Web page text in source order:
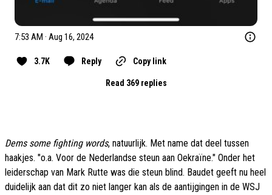
7:53 AM · Aug 16, 2024
3.7K Reply Copy link
Read 369 replies
Dems some fighting words, natuurlijk. Met name dat deel tussen
haakjes. "o.a. Voor de Nederlandse steun aan Oekraïne." Onder het
leiderschap van Mark Rutte was die steun blind. Baudet geeft nu heel
duidelijk aan dat dit zo niet langer kan als de aantijgingen in de WSJ